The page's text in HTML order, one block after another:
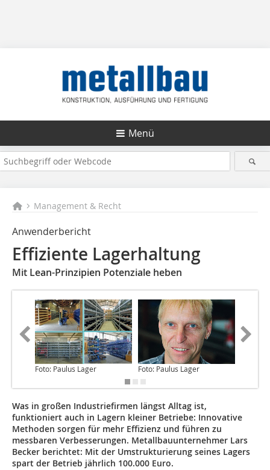
Menü
Management & Recht
Anwenderbericht
Effiziente Lagerhaltung
Mit Lean-Prinzipien Potenziale heben
Foto: Paulus Lager Foto: Paulus Lager
Was in großen Industriefirmen längst Alltag ist,
funktioniert auch in Lagern kleiner Betriebe: Innovative
Methoden sorgen für mehr Effizienz und führen zu
messbaren Verbesserungen. Metallbauunternehmer Lars
Becker berichtet: Mit der Umstrukturierung seines Lagers
spart der Betrieb jährlich 100.000 Euro.